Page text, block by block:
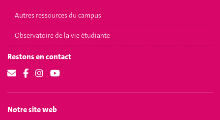
Autres ressources du campus
Observatoire de la vie étudiante
Restons en contact
Notre site web